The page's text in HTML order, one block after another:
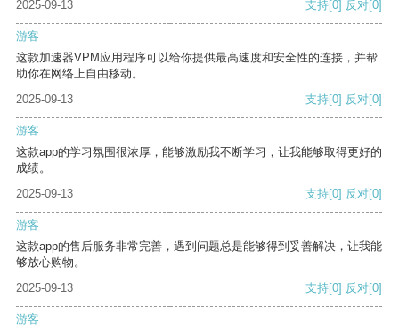
2025-09-13
支持[0] 反对[0]
游客
这款加速器VPM应用程序可以给你提供最高速度和安全性的连接，并帮
助你在网络上自由移动。
2025-09-13
支持[0] 反对[0]
游客
这款app的学习氛围很浓厚，能够激励我不断学习，让我能够取得更好的
成绩。
2025-09-13
支持[0] 反对[0]
游客
这款app的售后服务非常完善，遇到问题总是能够得到妥善解决，让我能
够放心购物。
2025-09-13
支持[0] 反对[0]
游客